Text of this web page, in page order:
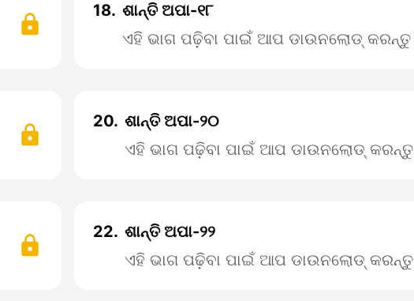
18. ଶାନ୍ତି ଅପା-୧୮
ଏହି ଭାଗ ପଢ଼ିବା ପାଇଁ ଆପ ଡାଉନଲୋଡ୍ କରନ୍ତୁ
20. ଶାନ୍ତି ଅପା-୨୦
ଏହି ଭାଗ ପଢ଼ିବା ପାଇଁ ଆପ ଡାଉନଲୋଡ୍ କରନ୍ତୁ
22. ଶାନ୍ତି ଅପା-୨୨
ଏହି ଭାଗ ପଢ଼ିବା ପାଇଁ ଆପ ଡାଉନଲୋଡ୍ କରନ୍ତୁ